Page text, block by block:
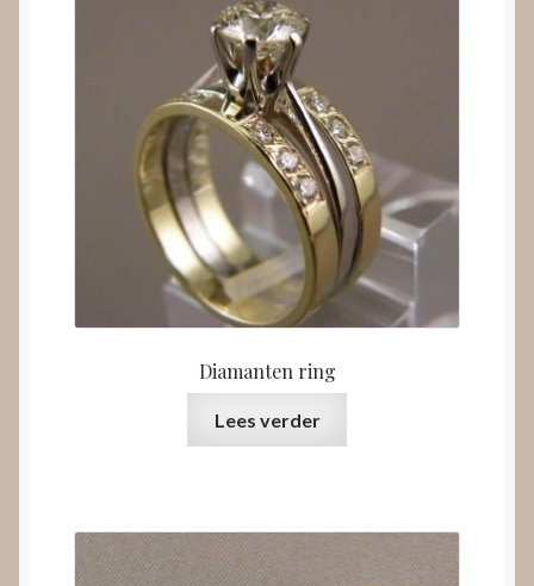
Diamanten ring
Lees verder